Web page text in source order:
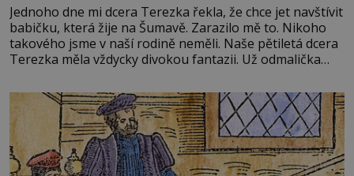
Jednoho dne mi dcera Terezka řekla, že chce jet navštívit
babičku, která žije na Šumavě. Zarazilo mě to. Nikoho
takového jsme v naší rodině neměli. Naše pětiletá dcera
Terezka měla vždycky divokou fantazii. Už odmalička
zdálo o jednorožcích, krásných princeznách, statečných
rytířích a létajících dracích.